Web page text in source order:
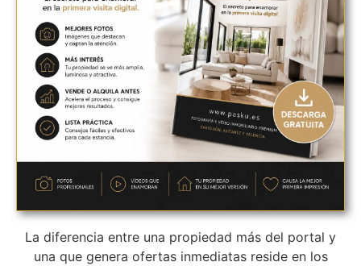
La diferencia entre una propiedad más del portal y
una que genera ofertas inmediatas reside en los